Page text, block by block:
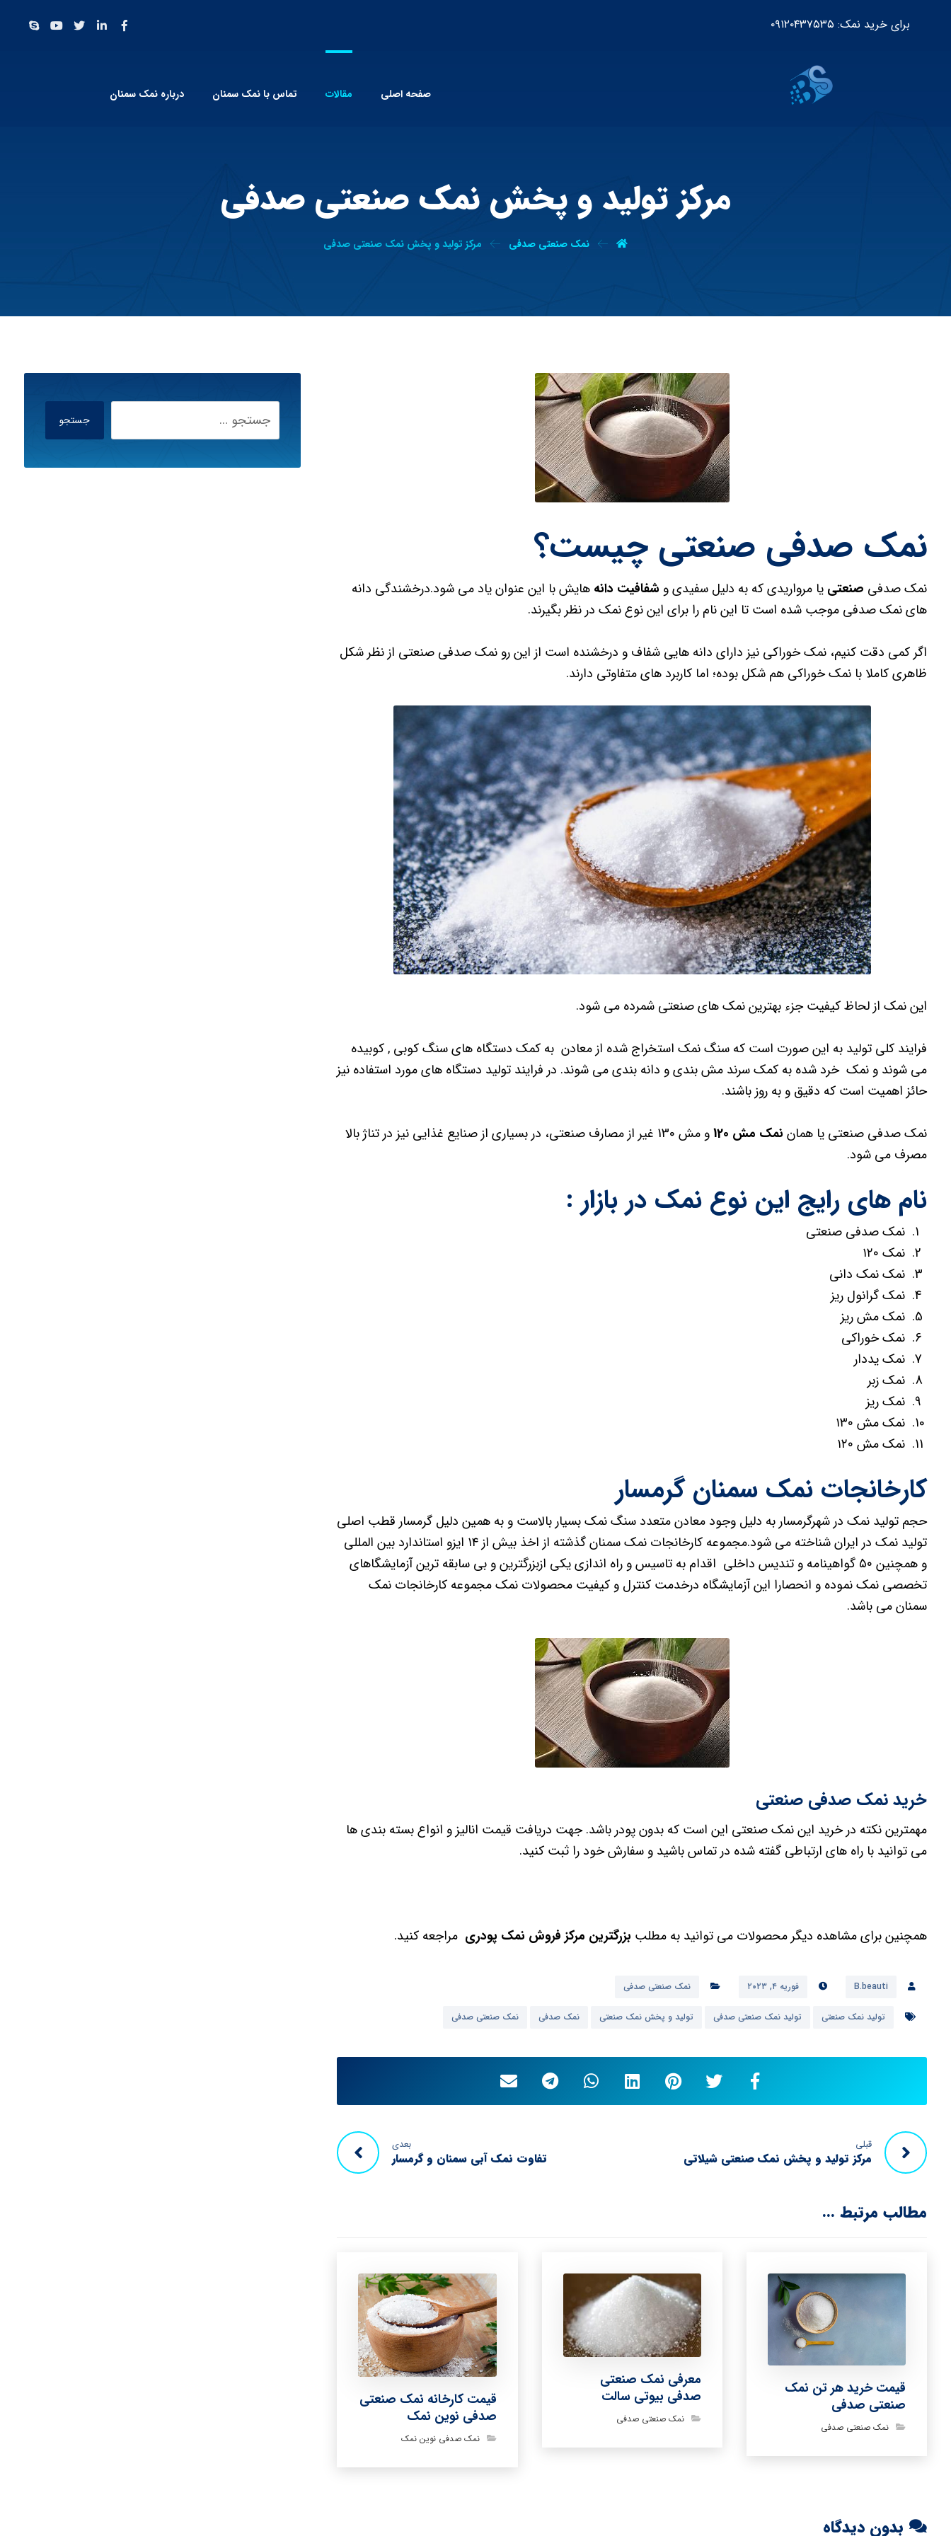
برای خرید نمک: ۰۹۱۲۰۴۳۷۵۳۵
صفحه اصلی مقالات تماس با نمک سمنان درباره نمک سمنان
مرکز تولید و پخش نمک صنعتی صدفی
نمک صنعتی صدفی مرکز تولید و پخش نمک صنعتی صدفی
نمک صدفی صنعتی چیست؟
نمک صدفی صنعتی یا مرواریدی که به دلیل سفیدی و شفافیت دانه هایش با این عنوان یاد می شود.درخشندگی دانه
های نمک صدفی موجب شده است تا این نام را برای این نوع نمک در نظر بگیرند.
اگر کمی دقت کنیم، نمک خوراکی نیز دارای دانه هایی شفاف و درخشنده است از این رو نمک صدفی صنعتی از نظر شکل
ظاهری کاملا با نمک خوراکی هم شکل بوده؛ اما کاربرد های متفاوتی دارند.
این نمک از لحاظ کیفیت جزء بهترین نمک های صنعتی شمرده می شود.
فرایند کلی تولید به این صورت است که سنگ نمک استخراج شده از معادن به کمک دستگاه های سنگ کوبی , کوبیده
می شوند و نمک خرد شده به کمک سرند مش بندی و دانه بندی می شوند. در فرایند تولید دستگاه های مورد استفاده نیز
حائز اهمیت است که دقیق و به روز باشند.
نمک صدفی صنعتی یا همان نمک مش 120
و مش 130 غیر از مصارف صنعتی، در بسیاری از صنایع غذایی نیز در تناژ بالا
مصرف می شود.
نام های رایج این نوع نمک در بازار :
نمک صدفی صنعتی
نمک ۱۲۰
نمک نمک دانی
نمک گرانول ریز
نمک مش ریز
نمک خوراکی
نمک یددار
نمک زبر
نمک ریز
نمک مش ۱۳۰
نمک مش ۱۲۰
کارخانجات نمک سمنان گرمسار
حجم تولید نمک در شهرگرمسار به دلیل وجود معادن متعدد سنگ نمک بسیار بالاست و به همین دلیل گرمسار قطب اصلی
تولید نمک در ایران شناخته می شود.مجموعه کارخانجات نمک سمنان گذشته از اخذ بیش از ۱۴ ایزو استاندارد بین المللی
و همچنین ۵۰ گواهینامه و تندیس داخلی اقدام به تاسیس و راه اندازی یکی ازبزرگترین و بی سابقه ترین آزمایشگاهای
تخصصی نمک نموده و انحصارا این آزمایشگاه درخدمت کنترل و کیفیت محصولات نمک مجموعه کارخانجات نمک
سمنان می باشد.
خرید نمک صدفی صنعتی
مهمترین نکته در خرید این نمک صنعتی این است که بدون پودر باشد. جهت دریافت قیمت انالیز و انواع بسته بندی ها
می توانید با راه های ارتباطی گفته شده در تماس باشید و سفارش خود را ثبت کنید.
همچنین برای مشاهده دیگر محصولات می توانید به مطلب بزرگترین مرکز فروش نمک پودری مراجعه کنید.
B.beauti فوریه ۴, ۲۰۲۳ نمک صنعتی صدفی
تولید نمک صنعتی تولید نمک صنعتی صدفی تولید و پخش نمک صنعتی نمک صدفی نمک صنعتی صدفی
قبلی
مرکز تولید و پخش نمک صنعتی شیلاتی
بعدی
تفاوت نمک آبی سمنان و گرمسار
مطالب مرتبط ...
قیمت خرید هر تن نمک
صنعتی صدفی
نمک صنعتی صدفی
معرفی نمک صنعتی
صدفی بیوتی سالت
نمک صنعتی صدفی
قیمت کارخانه نمک صنعتی
صدفی نوین نمک
نمک صدفی نوین نمک
بدون دیدگاه
جستجو